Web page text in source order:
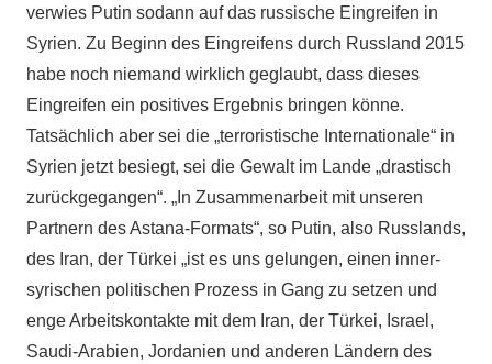
verwies Putin sodann auf das russische Eingreifen in
Syrien. Zu Beginn des Eingreifens durch Russland 2015
habe noch niemand wirklich geglaubt, dass dieses
Eingreifen ein positives Ergebnis bringen könne.
Tatsächlich aber sei die „terroristische Internationale“ in
Syrien jetzt besiegt, sei die Gewalt im Lande „drastisch
zurückgegangen“. „In Zusammenarbeit mit unseren
Partnern des Astana-Formats“, so Putin, also Russlands,
des Iran, der Türkei „ist es uns gelungen, einen inner-
syrischen politischen Prozess in Gang zu setzen und
enge Arbeitskontakte mit dem Iran, der Türkei, Israel,
Saudi-Arabien, Jordanien und anderen Ländern des